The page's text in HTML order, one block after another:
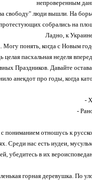
непроверенным
свободу" люди вышли. На
собрались на
Ладно, к
Могу понять, когда с Новым
целая пасхальная неделя
Праздников. Давайте
анекдот про годы, когда
-
-
с пониманием отношусь к
Среди нас есть иудеи,
убедитесь в их
горная деревушка. По